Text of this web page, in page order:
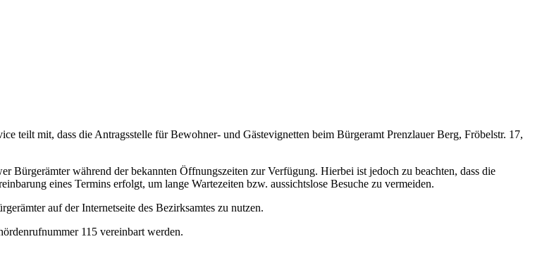
teilt mit, dass die Antragsstelle für Bewohner- und Gästevignetten beim Bürgeramt Prenzlauer Berg, Fröbelstr. 17,
Bürgerämter während der bekannten Öffnungszeiten zur Verfügung. Hierbei ist jedoch zu beachten, dass die
eines Termins erfolgt, um lange Wartezeiten bzw. aussichtslose Besuche zu vermeiden.
auf der Internetseite des Bezirksamtes zu nutzen.
115 vereinbart werden.